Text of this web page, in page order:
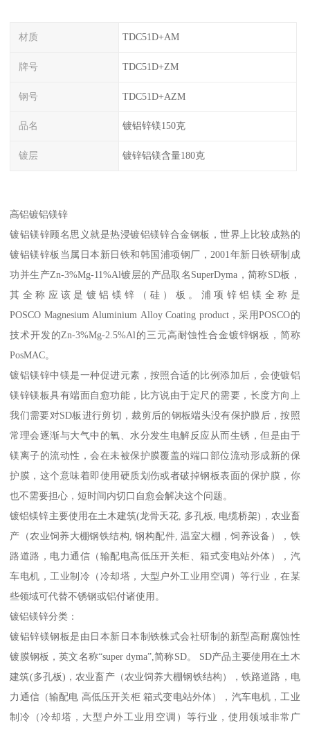
材质 TDC51D+AM
牌号 TDC51D+ZM
钢号 TDC51D+AZM
品名 镀铝锌镁150克
镀层 镀锌铝镁含量180克
高铝镀铝镁锌
镀铝镁锌顾名思义就是热浸镀铝镁锌合金钢板，世界上比较成熟的
镀铝镁锌板当属日本新日铁和韩国浦项钢厂，2001年新日铁研制成
功并生产Zn-3%Mg-11%Al镀层的产品取名SuperDyma，简称SD板，
其全称应该是镀铝镁锌（硅）板。浦项锌铝镁全称是
POSCO Magnesium Aluminium Alloy Coating product，采用POSCO的
技术开发的Zn-3%Mg-2.5%Al的三元高耐蚀性合金镀锌钢板，简称
PosMAC。
镀铝镁锌中镁是一种促进元素，按照合适的比例添加后，会使镀铝
镁锌镁板具有端面自愈功能，比方说由于定尺的需要，长度方向上
我们需要对SD板进行剪切，裁剪后的钢板端头没有保护膜后，按照
常理会逐渐与大气中的氧、水分发生电解反应从而生锈，但是由于
镁离子的流动性，会在未被保护膜覆盖的端口部位流动形成新的保
护膜，这个意味着即使用硬质划伤或者破掉钢板表面的保护膜，你
也不需要担心，短时间内切口自愈会解决这个问题。
镀铝镁锌主要使用在土木建筑(龙骨天花, 多孔板, 电缆桥架)，农业畜
产（农业饲养大棚钢铁结构, 钢构配件, 温室大棚，饲养设备），铁
路道路，电力通信（输配电高低压开关柜、箱式变电站外体），汽
车电机，工业制冷（冷却塔，大型户外工业用空调）等行业，在某
些领域可代替不锈钢或铝付诸使用。
镀铝镁锌分类：
镀铝锌镁钢板是由日本新日本制铁株式会社研制的新型高耐腐蚀性
镀膜钢板，英文名称“super dyma”,简称SD。 SD产品主要使用在土木
建筑(多孔板)，农业畜产（农业饲养大棚钢铁结构），铁路道路，电
力通信（输配电 高低压开关柜 箱式变电站外体），汽车电机，工业
制冷（冷却塔，大型户外工业用空调）等行业，使用领域非常广